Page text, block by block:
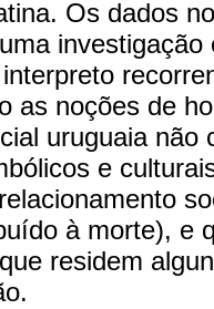
Os dados
as noções de
uruguaia não
e
à morte), e
residem